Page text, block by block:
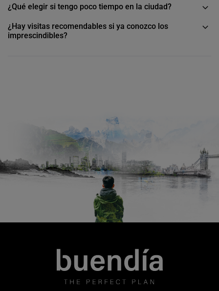
¿Qué elegir si tengo poco tiempo en la ciudad?
¿Hay visitas recomendables si ya conozco los
imprescindibles?